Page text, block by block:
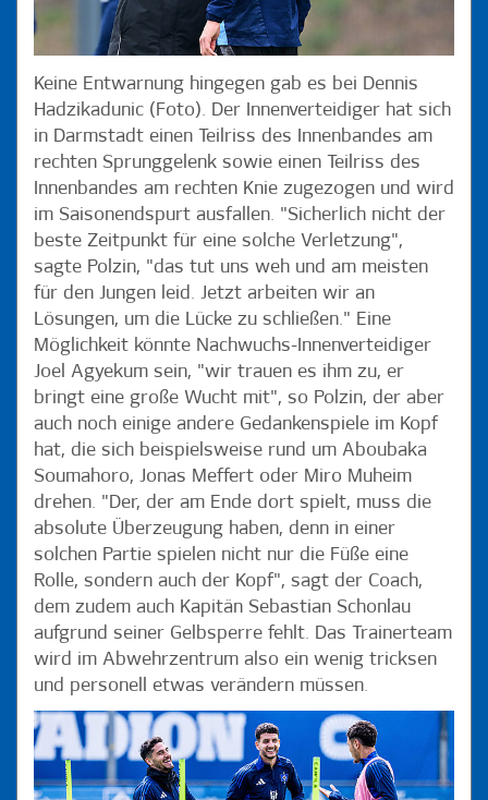
Keine Entwarnung hingegen gab es bei Dennis
Hadzikadunic (Foto). Der Innenverteidiger hat sich
in Darmstadt einen Teilriss des Innenbandes am
rechten Sprunggelenk sowie einen Teilriss des
Innenbandes am rechten Knie zugezogen und wird
im Saisonendspurt ausfallen. "Sicherlich nicht der
beste Zeitpunkt für eine solche Verletzung",
sagte Polzin, "das tut uns weh und am meisten
für den Jungen leid. Jetzt arbeiten wir an
Lösungen, um die Lücke zu schließen." Eine
Möglichkeit könnte Nachwuchs-Innenverteidiger
Joel Agyekum sein, "wir trauen es ihm zu, er
bringt eine große Wucht mit", so Polzin, der aber
auch noch einige andere Gedankenspiele im Kopf
hat, die sich beispielsweise rund um Aboubaka
Soumahoro, Jonas Meffert oder Miro Muheim
drehen. "Der, der am Ende dort spielt, muss die
absolute Überzeugung haben, denn in einer
solchen Partie spielen nicht nur die Füße eine
Rolle, sondern auch der Kopf", sagt der Coach,
dem zudem auch Kapitän Sebastian Schonlau
aufgrund seiner Gelbsperre fehlt. Das Trainerteam
wird im Abwehrzentrum also ein wenig tricksen
und personell etwas verändern müssen.